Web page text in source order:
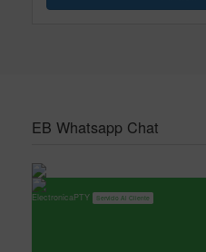
EB Whatsapp Chat
ElectronicaPTY Servicio Al Cliente